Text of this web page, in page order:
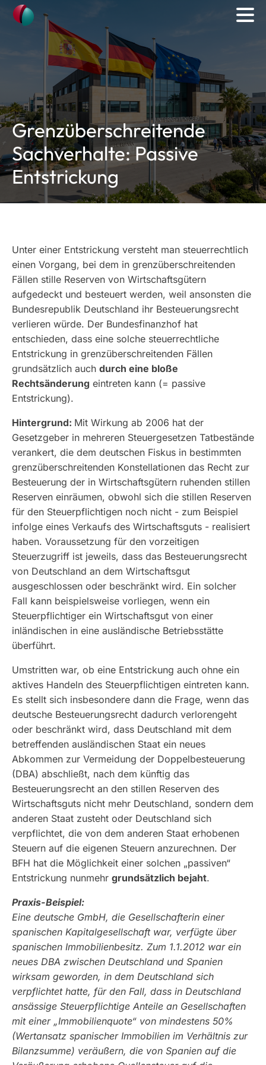
Grenzüberschreitende
Sachverhalte: Passive
Entstrickung
Unter einer Entstrickung versteht man steuerrechtlich
einen Vorgang, bei dem in grenzüberschreitenden
Fällen stille Reserven von Wirtschaftsgütern
aufgedeckt und besteuert werden, weil ansonsten die
Bundesrepublik Deutschland ihr Besteuerungsrecht
verlieren würde. Der Bundesfinanzhof hat
entschieden, dass eine solche steuerrechtliche
Entstrickung in grenzüberschreitenden Fällen
grundsätzlich auch durch eine bloße
Rechtsänderung eintreten kann (= passive
Entstrickung).
Hintergrund: Mit Wirkung ab 2006 hat der
Gesetzgeber in mehreren Steuergesetzen Tatbestände
verankert, die dem deutschen Fiskus in bestimmten
grenzüberschreitenden Konstellationen das Recht zur
Besteuerung der in Wirtschaftsgütern ruhenden stillen
Reserven einräumen, obwohl sich die stillen Reserven
für den Steuerpflichtigen noch nicht - zum Beispiel
infolge eines Verkaufs des Wirtschaftsguts - realisiert
haben. Voraussetzung für den vorzeitigen
Steuerzugriff ist jeweils, dass das Besteuerungsrecht
von Deutschland an dem Wirtschaftsgut
ausgeschlossen oder beschränkt wird. Ein solcher
Fall kann beispielsweise vorliegen, wenn ein
Steuerpflichtiger ein Wirtschaftsgut von einer
inländischen in eine ausländische Betriebsstätte
überführt.
Umstritten war, ob eine Entstrickung auch ohne ein
aktives Handeln des Steuerpflichtigen eintreten kann.
Es stellt sich insbesondere dann die Frage, wenn das
deutsche Besteuerungsrecht dadurch verlorengeht
oder beschränkt wird, dass Deutschland mit dem
betreffenden ausländischen Staat ein neues
Abkommen zur Vermeidung der Doppelbesteuerung
(DBA) abschließt, nach dem künftig das
Besteuerungsrecht an den stillen Reserven des
Wirtschaftsguts nicht mehr Deutschland, sondern dem
anderen Staat zusteht oder Deutschland sich
verpflichtet, die von dem anderen Staat erhobenen
Steuern auf die eigenen Steuern anzurechnen. Der
BFH hat die Möglichkeit einer solchen „passiven“
Entstrickung nunmehr grundsätzlich bejaht.
Praxis-Beispiel:
Eine deutsche GmbH, die Gesellschafterin einer
spanischen Kapitalgesellschaft war, verfügte über
spanischen Immobilienbesitz. Zum 1.1.2012 war ein
neues DBA zwischen Deutschland und Spanien
wirksam geworden, in dem Deutschland sich
verpflichtet hatte, für den Fall, dass in Deutschland
ansässige Steuerpflichtige Anteile an Gesellschaften
mit einer „Immobilienquote“ von mindestens 50%
(Wertansatz spanischer Immobilien im Verhältnis zur
Bilanzsumme) veräußern, die von Spanien auf die